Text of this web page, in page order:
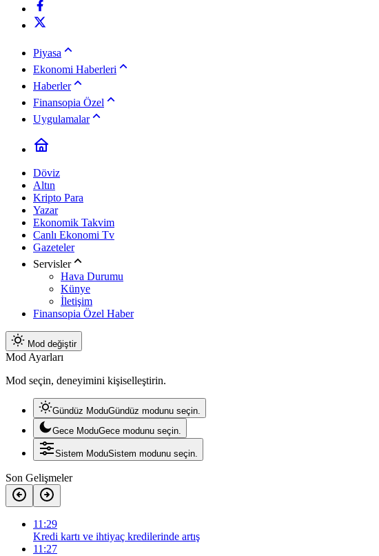
Piyasa
Ekonomi Haberleri
Haberler
Finansopia Özel
Uygulamalar
Döviz
Altın
Kripto Para
Yazar
Ekonomik Takvim
Canlı Ekonomi Tv
Gazeteler
Servisler
Hava Durumu
Künye
İletişim
Finansopia Özel Haber
Mod değiştir
Mod Ayarları
Mod seçin, deneyimini kişiselleştirin.
Gündüz ModuGündüz modunu seçin.
Gece ModuGece modunu seçin.
Sistem ModuSistem modunu seçin.
Son Gelişmeler
11:29
Kredi kartı ve ihtiyaç kredilerinde artış
11:27